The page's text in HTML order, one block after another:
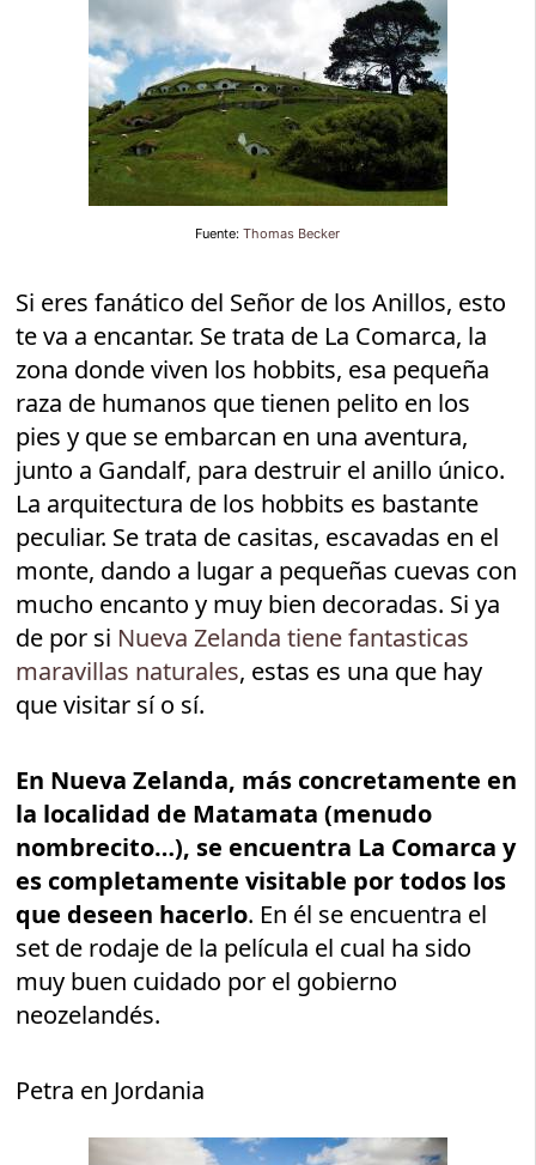
Fuente: Thomas Becker
Si eres fanático del Señor de los Anillos, esto
te va a encantar. Se trata de La Comarca, la
zona donde viven los hobbits, esa pequeña
raza de humanos que tienen pelito en los
pies y que se embarcan en una aventura,
junto a Gandalf, para destruir el anillo único.
La arquitectura de los hobbits es bastante
peculiar. Se trata de casitas, escavadas en el
monte, dando a lugar a pequeñas cuevas con
mucho encanto y muy bien decoradas. Si ya
de por si Nueva Zelanda tiene fantasticas
maravillas naturales, estas es una que hay
que visitar sí o sí.
En Nueva Zelanda, más concretamente en
la localidad de Matamata (menudo
nombrecito…), se encuentra La Comarca y
es completamente visitable por todos los
que deseen hacerlo. En él se encuentra el
set de rodaje de la película el cual ha sido
muy buen cuidado por el gobierno
neozelandés.
Petra en Jordania